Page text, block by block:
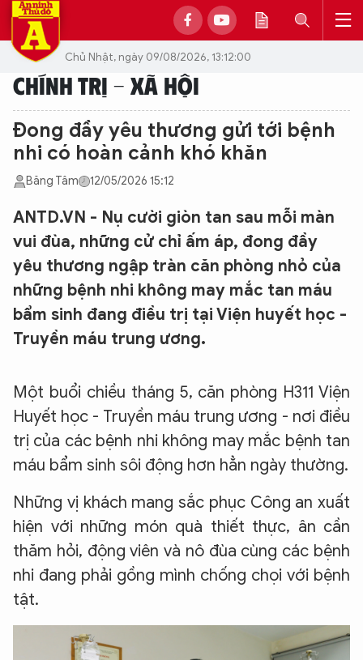
Chủ Nhật, ngày 09/08/2026, 13:12:00
CHÍNH TRỊ - XÃ HỘI
Đong đầy yêu thương gửi tới bệnh
nhi có hoàn cảnh khó khăn
Băng Tâm 12/05/2026 15:12
ANTD.VN - Nụ cười giòn tan sau mỗi màn
vui đùa, những cử chỉ ấm áp, đong đầy
yêu thương ngập tràn căn phòng nhỏ của
những bệnh nhi không may mắc tan máu
bẩm sinh đang điều trị tại Viện huyết học -
Truyền máu trung ương.
Một buổi chiều tháng 5, căn phòng H311 Viện
Huyết học - Truyền máu trung ương - nơi điều
trị của các bệnh nhi không may mắc bệnh tan
máu bẩm sinh sôi động hơn hẳn ngày thường.
Những vị khách mang sắc phục Công an xuất
hiện với những món quà thiết thực, ân cần
thăm hỏi, động viên và nô đùa cùng các bệnh
nhi đang phải gồng mình chống chọi với bệnh
tật.